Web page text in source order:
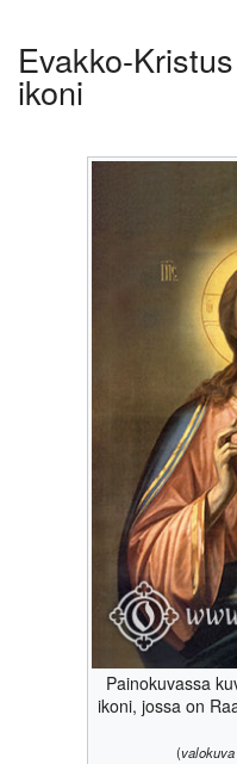
Evakko-
ikoni
Painokuvassa
ikoni, jossa on
(